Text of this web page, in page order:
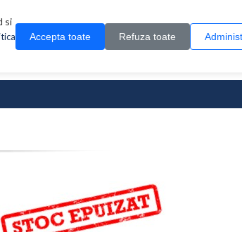
si
Accepta toate Refuza toate